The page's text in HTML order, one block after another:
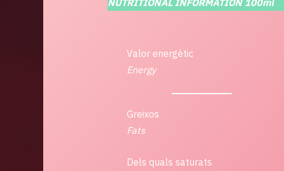
NUTRITIONAL INFORMATION 100ml
Valor energètic
Energy
Greixos
Fats
Dels quals saturats